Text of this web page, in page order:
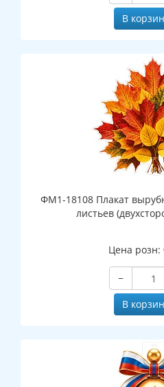
В
ФМ1-18108 Плакат
листьев
Цена розн:
−
В